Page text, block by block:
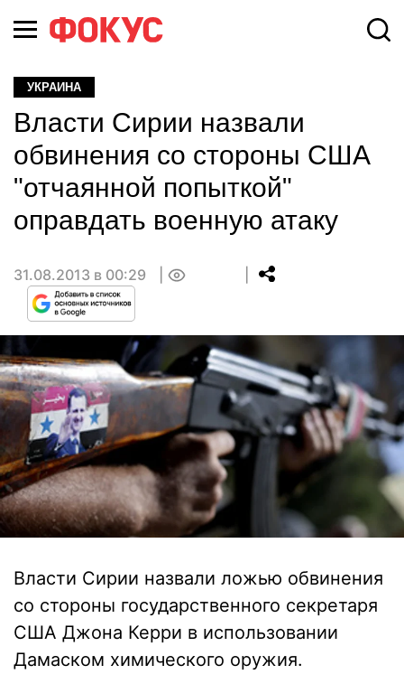
УКРАИНА
Власти Сирии назвали
обвинения со стороны США
"отчаянной попыткой"
оправдать военную атаку
31.08.2013 в 00:29
Власти Сирии назвали ложью обвинения
со стороны государственного секретаря
США Джона Керри в использовании
Дамаском химического оружия.